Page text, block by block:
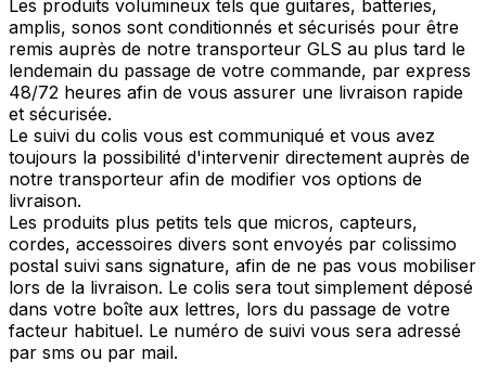
Les produits volumineux tels que guitares, batteries,
amplis, sonos sont conditionnés et sécurisés pour être
remis auprès de notre transporteur GLS au plus tard le
lendemain du passage de votre commande, par express
48/72 heures afin de vous assurer une livraison rapide
et sécurisée.
Le suivi du colis vous est communiqué et vous avez
toujours la possibilité d'intervenir directement auprès de
notre transporteur afin de modifier vos options de
livraison.
Les produits plus petits tels que micros, capteurs,
cordes, accessoires divers sont envoyés par colissimo
postal suivi sans signature, afin de ne pas vous mobiliser
lors de la livraison. Le colis sera tout simplement déposé
dans votre boîte aux lettres, lors du passage de votre
facteur habituel. Le numéro de suivi vous sera adressé
par sms ou par mail.